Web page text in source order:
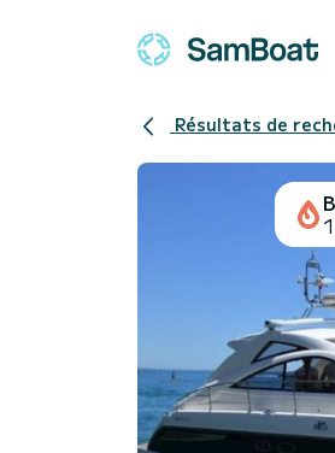
Résultats de